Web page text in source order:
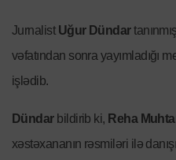
Jurnalist Uğur Dündar
vəfatından sonra yayımladığı
işlədib.
Dündarbildirib ki, Reha
xəstəxananın rəsmiləri ilə